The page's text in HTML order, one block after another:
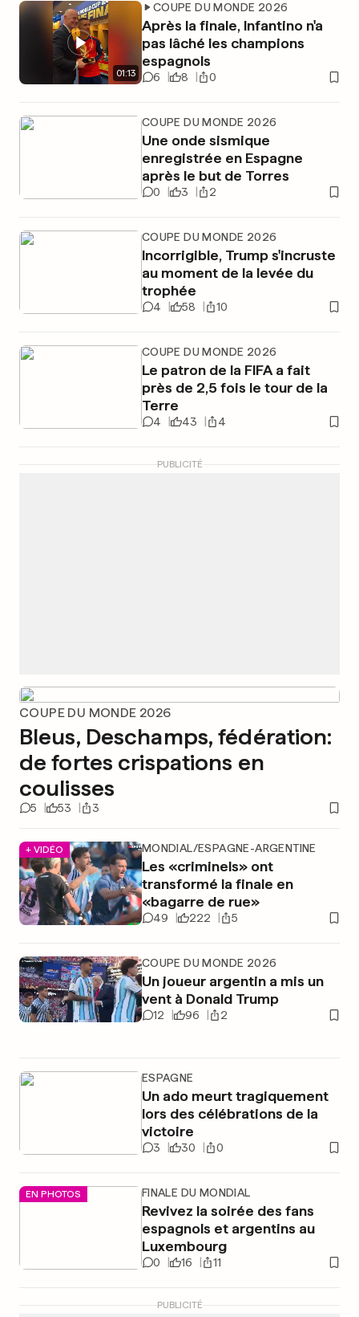
01:13
COUPE DU MONDE 2026
Après la finale, Infantino n'a
pas lâché les champions
espagnols
6 8 0
COUPE DU MONDE 2026
Une onde sismique
enregistrée en Espagne
après le but de Torres
0 3 2
COUPE DU MONDE 2026
Incorrigible, Trump s'incruste
au moment de la levée du
trophée
4 58 10
COUPE DU MONDE 2026
Le patron de la FIFA a fait
près de 2,5 fois le tour de la
Terre
4 43 4
PUBLICITÉ
COUPE DU MONDE 2026
Bleus, Deschamps, fédération:
de fortes crispations en
coulisses
5 53 3
+ VIDÉO MONDIAL/ESPAGNE-ARGENTINE
Les «criminels» ont
transformé la finale en
«bagarre de rue»
49 222 5
COUPE DU MONDE 2026
Un joueur argentin a mis un
vent à Donald Trump
12 96 2
ESPAGNE
Un ado meurt tragiquement
lors des célébrations de la
victoire
3 30 0
EN PHOTOS FINALE DU MONDIAL
Revivez la soirée des fans
espagnols et argentins au
Luxembourg
0 16 11
PUBLICITÉ